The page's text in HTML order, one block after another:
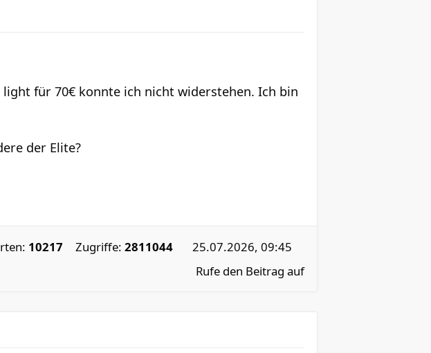
für 70€ konnte ich nicht widerstehen. Ich bin
der Elite?
10217 Zugriffe: 2811044
25.07.2026, 09:45
Rufe den Beitrag auf